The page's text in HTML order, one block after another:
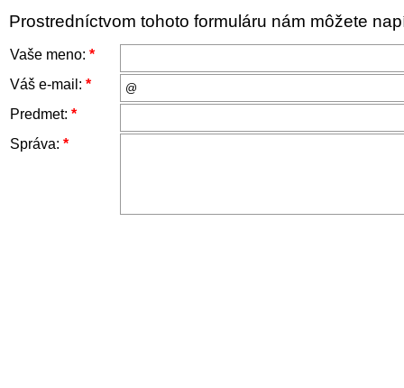
Prostredníctvom tohoto formuláru nám môžete
Vaše meno: *
Váš e-mail: *
Predmet: *
Správa: *